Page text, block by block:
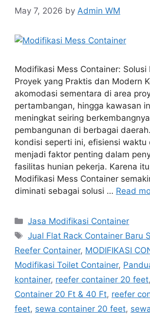
May 7, 2026 by Admin WM
Modifikasi Mess Container: Solusi
Proyek yang Praktis dan Modern
akomodasi sementara di area
pertambangan, hingga kawasan
meningkat seiring berkembangnya
pembangunan di berbagai
kondisi seperti ini, efisiensi waktu
menjadi faktor penting dalam
fasilitas hunian pekerja. Karena
Modifikasi Mess Container
diminati sebagai solusi … Read
Categories
Jasa Modifikasi Container
Tags
Jual Flat Rack Container Baru
Reefer Container, MODIFIKASI
Modifikasi Toilet Container,
kontainer, reefer container 20 feet,
Container 20 Ft & 40 Ft, reefer
feet, sewa container 20 feet,